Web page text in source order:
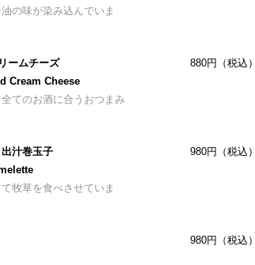
の味が染み込んでいま
ームチーズ
Cream Cheese
てのお酒に合うおつまみ
880円（税込）
汁巻玉子
牧草を食べさせていま
980円（税込）
980円（税込）